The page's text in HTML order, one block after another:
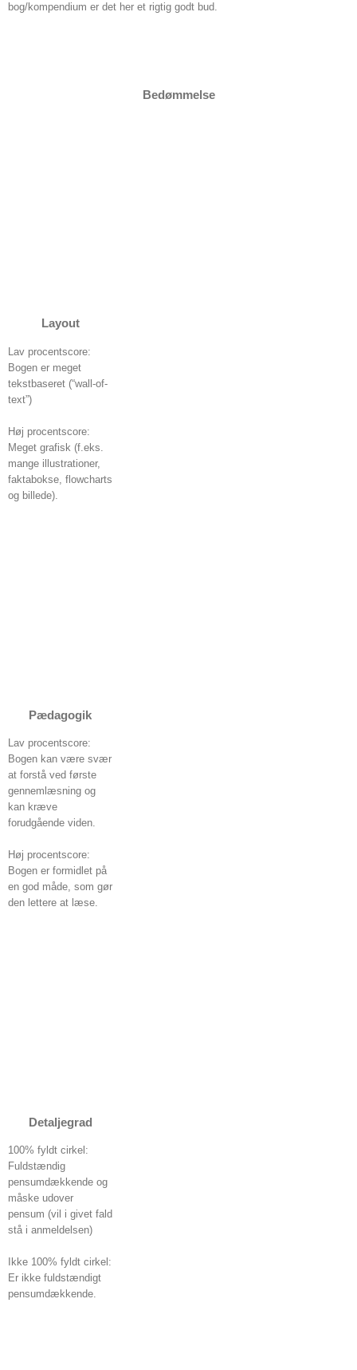
bog/kompendium er det her et rigtig godt bud.
Bedømmelse
Layout
Lav procentscore:
Bogen er meget
tekstbaseret (“wall-of-
text”)
Høj procentscore:
Meget grafisk (f.eks.
mange illustrationer,
faktabokse, flowcharts
og billede).
Pædagogik
Lav procentscore:
Bogen kan være svær
at forstå ved første
gennemlæsning og
kan kræve
forudgående viden.
Høj procentscore:
Bogen er formidlet på
en god måde, som gør
den lettere at læse.
Detaljegrad
100% fyldt cirkel:
Fuldstændig
pensumdækkende og
måske udover
pensum (vil i givet fald
stå i anmeldelsen)
Ikke 100% fyldt cirkel:
Er ikke fuldstændigt
pensumdækkende.